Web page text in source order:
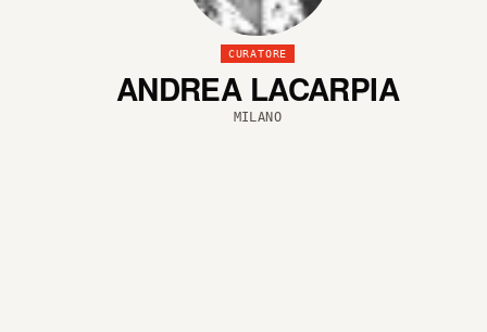
CURATORE
ANDREA LACARPIA
MILANO